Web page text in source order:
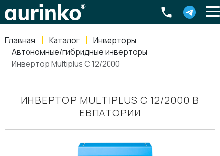
Главная Каталог
Инверторы
Автономные/гибридные инверторы
Инвертор Multiplus C 12/2000
ИНВЕРТОР MULTIPLUS C 12/2000 В
ЕВПАТОРИИ
Россия, Свердловская область Екатеринбург ,
8-800-770-79-40